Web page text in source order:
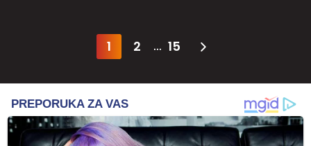
1 2 ... 15